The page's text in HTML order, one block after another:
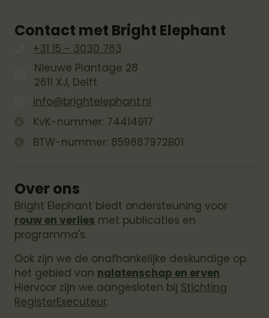
Contact met Bright Elephant
+31 15 - 3030 763
Nieuwe Plantage 28
2611 XJ, Delft
info@brightelephant.nl
KvK-nummer: 74414917
BTW-nummer: 859887972B01
Over ons
Bright Elephant biedt ondersteuning voor
rouw en verlies met publicaties en
programma's.
Ook zijn we de onafhankelijke deskundige op
het gebied van nalatenschap en erven.
Hiervoor zijn we aangesloten bij Stichting
RegisterExecuteur.